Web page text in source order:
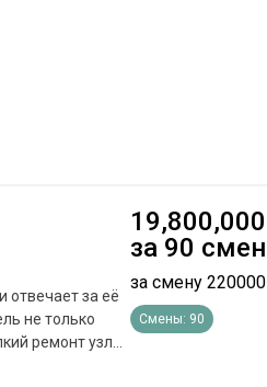
E
до 2 700 000
2 000 000 до 3
отвечает за её
не только
ремонт узлов
вовремя
19,800,000
за 90 смен
за смену 220000
Смены: 90